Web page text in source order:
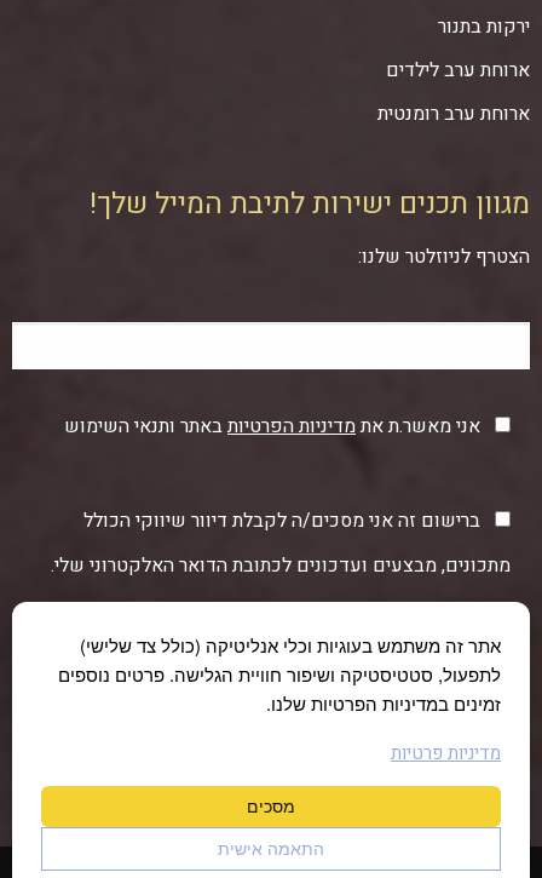
ירקות בתנור
ארוחת ערב לילדים
ארוחת ערב רומנטית
מגוון תכנים ישירות לתיבת המייל שלך!
הצטרף לניוזלטר שלנו:
אני מאשר.ת אתמדיניות הפרטיותבאתר ותנאי השימוש
ברישום זה אני מסכים/ה לקבלת דיוור שיווקי הכולל
מתכונים, מבצעים ועדכונים לכתובת הדואר האלקטרוני שלי.
© כל הזכויות שמורות לחוות תקוע 2026 | הצהרת נגישות|מדיניות פרטיות
אתר זה משתמש בעוגיות וכלי אנליטיקה (כולל צד שלישי)
לתפעול, סטטיסטיקה ושיפור חוויית הגלישה. פרטים נוספים
זמינים במדיניות הפרטיות שלנו.
מדיניות פרטיות
מסכים
התאמה אישית